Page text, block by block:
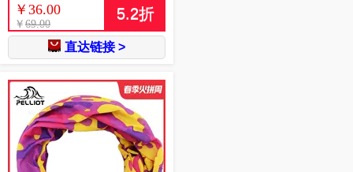
￥ 36.00
￥ 69.00
5.2折
直达链接 >